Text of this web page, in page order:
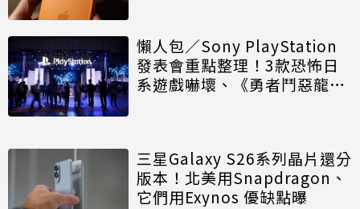
懶人包／Sony PlayStation
發表會重點整理！3款恐怖日
系遊戲嚇壞、《勇者鬥惡龍VII
三星Galaxy S26系列晶片還分
版本！北美用Snapdragon、
它們用Exynos 優缺點曝